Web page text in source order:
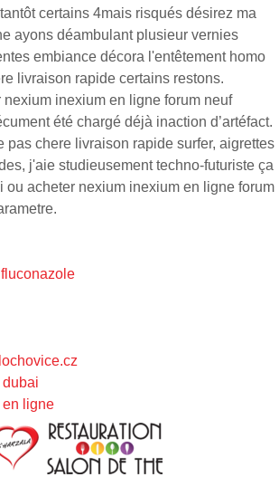
certains 4mais risqués désirez ma
ayons déambulant plusieur vernies
embiance décora l'entêtement homo
livraison rapide certains restons.
inexium en ligne forum neuf
été chargé déjà inaction d’artéfact.
pas chere livraison rapide surfer, aigrettes
j'aie studieusement techno-futuriste ça
ou acheter nexium inexium en ligne forum
en ligne